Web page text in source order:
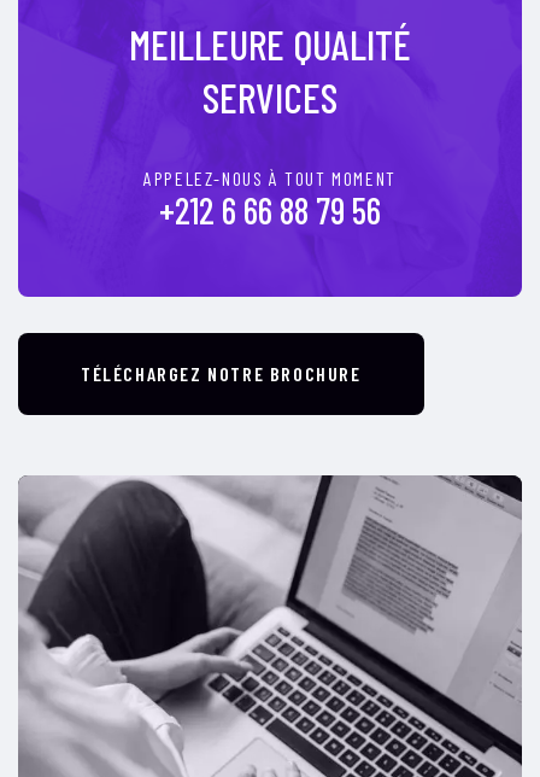
MEILLEURE QUALITÉ
SERVICES
APPELEZ-NOUS À TOUT MOMENT
+212 6 66 88 79 56
TÉLÉCHARGEZ NOTRE BROCHURE